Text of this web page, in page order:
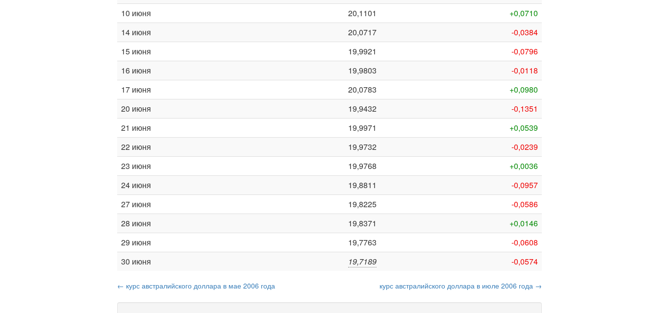
10 июня
20,1101
+0,0710
14 июня
20,0717
-0,0384
15 июня
19,9921
-0,0796
16 июня
19,9803
-0,0118
17 июня
20,0783
+0,0980
20 июня
19,9432
-0,1351
21 июня
19,9971
+0,0539
22 июня
19,9732
-0,0239
23 июня
19,9768
+0,0036
24 июня
19,8811
-0,0957
27 июня
19,8225
-0,0586
28 июня
19,8371
+0,0146
29 июня
19,7763
-0,0608
30 июня
19,7189 -0,0574
← курс австралийского доллара в мае 2006 года курс австралийского доллара в июле 2006 года →